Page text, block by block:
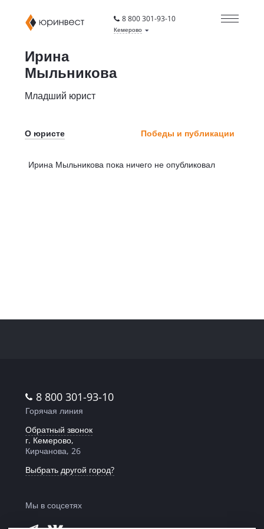
8 800 301-93-10
Кемерово
Ирина
Мыльникова
Младший юрист
О юристе Победы и публикации
Ирина Мыльникова пока ничего не опубликовал
8 800 301-93-10
Горячая линия
Обратный звонок
г. Кемерово,
Кирчанова, 26
Выбрать другой город?
Мы в соцсетях